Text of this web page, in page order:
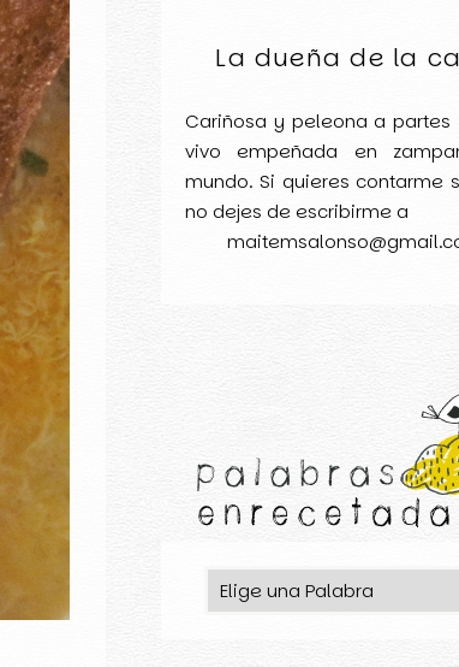
La dueña de la
Cariñosa y peleona a partes
vivo empeñada en
mundo. Si quieres contarme
no dejes de escribirme a